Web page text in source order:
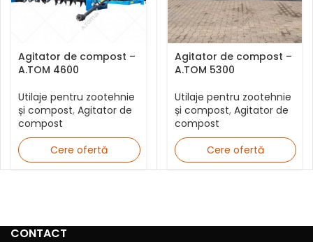
Agitator de compost –
A.TOM 4600
Utilaje pentru zootehnie
și compost, Agitator de
compost
Cere ofertă
Agitator de compost –
A.TOM 5300
Utilaje pentru zootehnie
și compost, Agitator de
compost
Cere ofertă
CONTACT